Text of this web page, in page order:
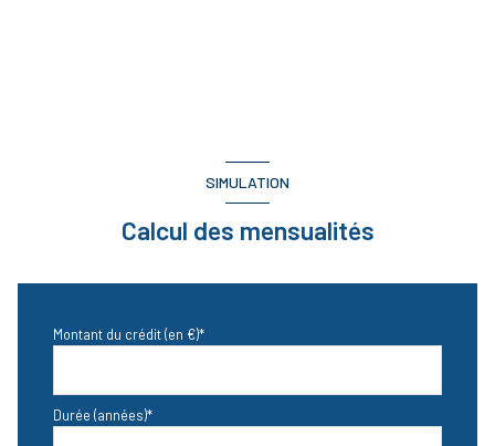
SIMULATION
Calcul des mensualités
Montant du crédit (en €)*
Durée (années)*